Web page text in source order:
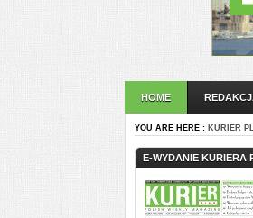
HOME
YOU ARE HERE : KURIER
E-WYDANIE KURIERA